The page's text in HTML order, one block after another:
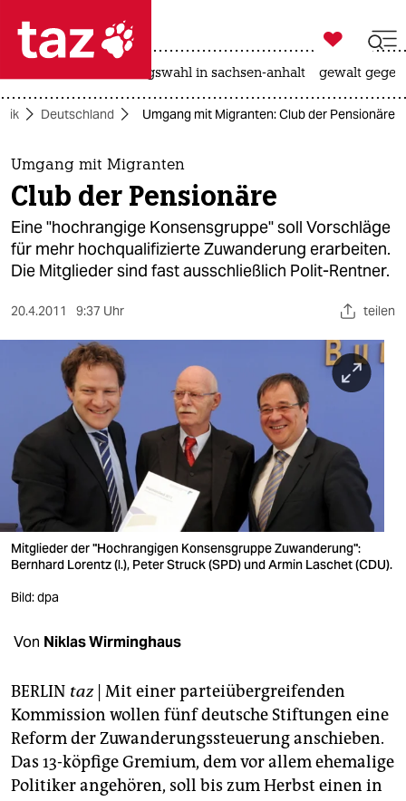
 taz zahl ich
taz zahl ich
themen
politik
öko
gesellschaft
nord
wahrheit
verlag
verlag
veranstaltungen
shop
unterstützen
abo
genossenschaft

taz zahl ich
landtagswahl in sachsen-anhalt gewalt
Deutschland Umgang mit Migranten: Club der Pensionäre
Umgang mit Migranten
Club der Pensionäre
Eine "hochrangige Konsensgruppe" soll Vorschläge
für mehr hochqualifizierte Zuwanderung erarbeiten.
Die Mitglieder sind fast ausschließlich Polit-Rentner.
20.4.2011 9:37 Uhr teilen
Mitglieder der "Hochrangigen Konsensgruppe Zuwanderung":
Bernhard Lorentz (l.), Peter Struck (SPD) und Armin Laschet (CDU).
Bild: dpa
Von Niklas Wirminghaus
BERLIN taz| Mit einer parteiübergreifenden
Kommission wollen fünf deutsche Stiftungen eine
Reform der Zuwanderungssteuerung anschieben.
Das 13-köpfige Gremium, dem vor allem ehemalige
Politiker angehören, soll bis zum Herbst einen in